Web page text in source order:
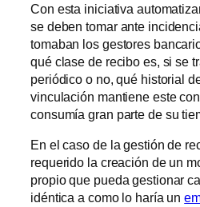
Con esta iniciativa
se deben tomar ante
tomaban los gestores
qué clase de recibo es, si se
periódico o no, qué historial
vinculación mantiene este
consumía gran parte de su
En el caso de la gestión de
requerido la creación de un
propio que pueda gestionar
idéntica a como lo haría un